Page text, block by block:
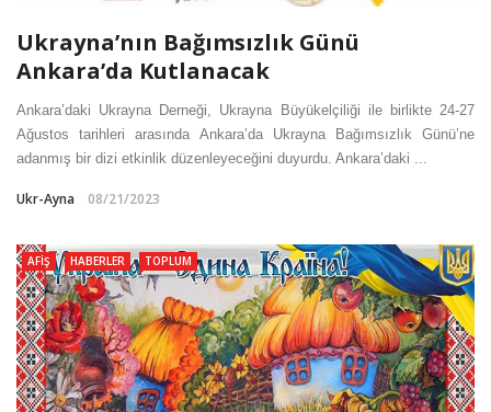
Ukrayna’nın Bağımsızlık Günü
Ankara’da Kutlanacak
Ankara’daki Ukrayna Derneği, Ukrayna Büyükelçiliği ile birlikte 24-27
Ağustos tarihleri arasında Ankara’da Ukrayna Bağımsızlık Günü’ne
adanmış bir dizi etkinlik düzenleyeceğini duyurdu. Ankara’daki ...
Ukr-Ayna 08/21/2023
AFIŞ HABERLER TOPLUM